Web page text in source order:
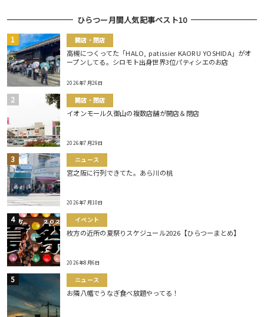
ひらつー月間人気記事ベスト10
開店・閉店
高槻につくってた「HALO, patissier KAORU YOSHIDA」がオ
ープンしてる。シロモト出身世界3位パティシエのお店
2026年7月26日
開店・閉店
イオンモール久御山の複数店舗が開店＆閉店
2026年7月29日
ニュース
宮之阪に行列できてた。あら川の桃
2026年7月10日
イベント
枚方の近所の夏祭りスケジュール2026【ひらつーまとめ】
2026年8月6日
ニュース
お隣八幡でうなぎ食べ放題やってる！